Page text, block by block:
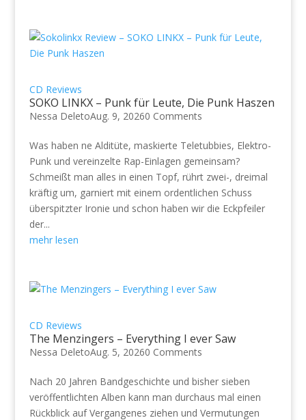
CD Reviews
SOKO LINKX – Punk für Leute, Die Punk Haszen
Nessa DeletoAug. 9, 20260 Comments
Was haben ne Alditüte, maskierte Teletubbies, Elektro-
Punk und vereinzelte Rap-Einlagen gemeinsam?
Schmeißt man alles in einen Topf, rührt zwei-, dreimal
kräftig um, garniert mit einem ordentlichen Schuss
überspitzter Ironie und schon haben wir die Eckpfeiler
der...
mehr lesen
CD Reviews
The Menzingers – Everything I ever Saw
Nessa DeletoAug. 5, 20260 Comments
Nach 20 Jahren Bandgeschichte und bisher sieben
veröffentlichten Alben kann man durchaus mal einen
Rückblick auf Vergangenes ziehen und Vermutungen